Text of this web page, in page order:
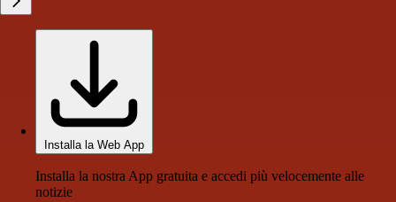
Installa la Web App
Installa la nostra App gratuita e accedi più velocemente alle
notizie